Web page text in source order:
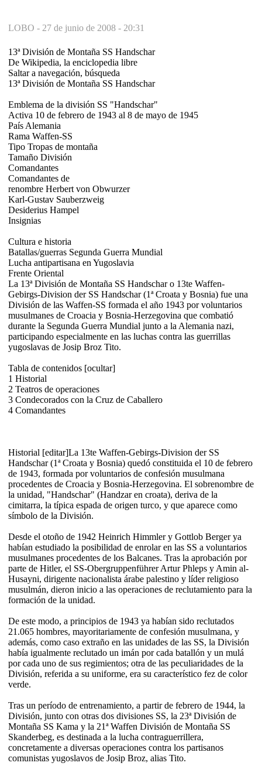
LOBO - 27 de junio de 2008 - 20:31
13ª División de Montaña SS Handschar
De Wikipedia, la enciclopedia libre
Saltar a navegación, búsqueda
13ª División de Montaña SS Handschar
Emblema de la división SS "Handschar"
Activa 10 de febrero de 1943 al 8 de mayo de 1945
País Alemania
Rama Waffen-SS
Tipo Tropas de montaña
Tamaño División
Comandantes
Comandantes de
renombre Herbert von Obwurzer
Karl-Gustav Sauberzweig
Desiderius Hampel
Insignias
Cultura e historia
Batallas/guerras Segunda Guerra Mundial
Lucha antipartisana en Yugoslavia
Frente Oriental
La 13ª División de Montaña SS Handschar o 13te Waffen-
Gebirgs-Division der SS Handschar (1ª Croata y Bosnia) fue una
División de las Waffen-SS formada el año 1943 por voluntarios
musulmanes de Croacia y Bosnia-Herzegovina que combatió
durante la Segunda Guerra Mundial junto a la Alemania nazi,
participando especialmente en las luchas contra las guerrillas
yugoslavas de Josip Broz Tito.
Tabla de contenidos [ocultar]
1 Historial
2 Teatros de operaciones
3 Condecorados con la Cruz de Caballero
4 Comandantes
Historial [editar]La 13te Waffen-Gebirgs-Division der SS
Handschar (1ª Croata y Bosnia) quedó constituida el 10 de febrero
de 1943, formada por voluntarios de confesión musulmana
procedentes de Croacia y Bosnia-Herzegovina. El sobrenombre de
la unidad, "Handschar" (Handzar en croata), deriva de la
cimitarra, la típica espada de origen turco, y que aparece como
símbolo de la División.
Desde el otoño de 1942 Heinrich Himmler y Gottlob Berger ya
habían estudiado la posibilidad de enrolar en las SS a voluntarios
musulmanes procedentes de los Balcanes. Tras la aprobación por
parte de Hitler, el SS-Obergruppenführer Artur Phleps y Amin al-
Husayni, dirigente nacionalista árabe palestino y líder religioso
musulmán, dieron inicio a las operaciones de reclutamiento para la
formación de la unidad.
De este modo, a principios de 1943 ya habían sido reclutados
21.065 hombres, mayoritariamente de confesión musulmana, y
además, como caso extraño en las unidades de las SS, la División
había igualmente reclutado un imán por cada batallón y un mulá
por cada uno de sus regimientos; otra de las peculiaridades de la
División, referida a su uniforme, era su característico fez de color
verde.
Tras un período de entrenamiento, a partir de febrero de 1944, la
División, junto con otras dos divisiones SS, la 23ª División de
Montaña SS Kama y la 21ª Waffen División de Montaña SS
Skanderbeg, es destinada a la lucha contraguerrillera,
concretamente a diversas operaciones contra los partisanos
comunistas yugoslavos de Josip Broz, alias Tito.